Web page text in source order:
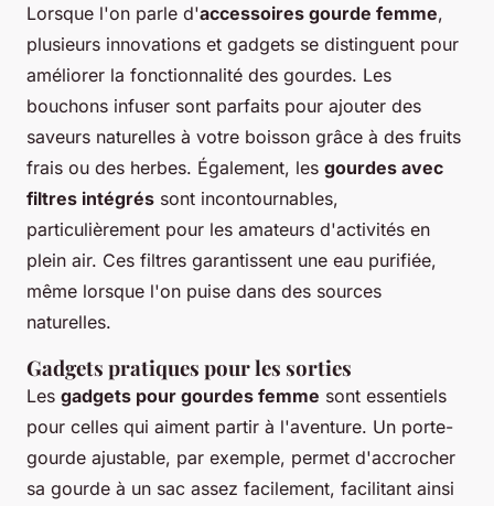
Lorsque l'on parle d'accessoires gourde femme,
plusieurs innovations et gadgets se distinguent pour
améliorer la fonctionnalité des gourdes. Les
bouchons infuser sont parfaits pour ajouter des
saveurs naturelles à votre boisson grâce à des fruits
frais ou des herbes. Également, les gourdes avec
filtres intégrés sont incontournables,
particulièrement pour les amateurs d'activités en
plein air. Ces filtres garantissent une eau purifiée,
même lorsque l'on puise dans des sources
naturelles.
Gadgets pratiques pour les sorties
Les gadgets pour gourdes femme sont essentiels
pour celles qui aiment partir à l'aventure. Un porte-
gourde ajustable, par exemple, permet d'accrocher
sa gourde à un sac assez facilement, facilitant ainsi